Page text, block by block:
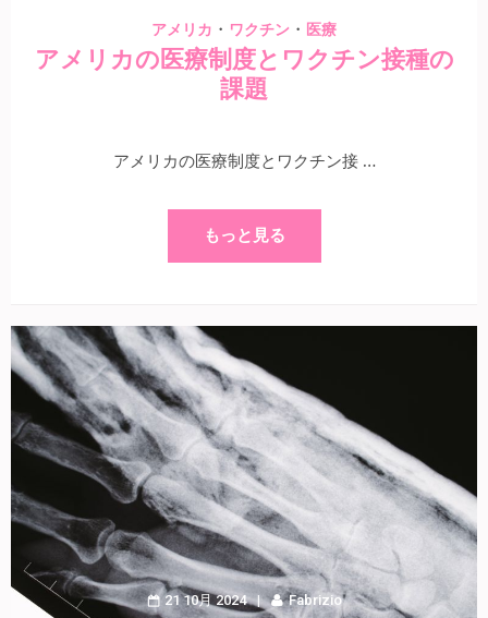
アメリカ ・ ワクチン ・ 医療
アメリカの医療制度とワクチン接種の
課題
アメリカの医療制度とワクチン接 …
もっと見る
21 10月 2024 Fabrizio